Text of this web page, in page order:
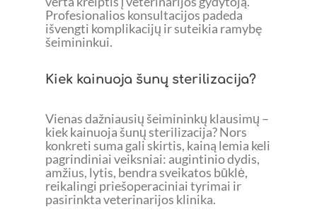
Profesionalios konsultacijos padeda
išvengti komplikacijų ir suteikia ramybę
šeimininkui.
Kiek kainuoja šunų sterilizacija?
Vienas dažniausių šeimininkų klausimų –
kiek kainuoja šunų sterilizacija? Nors
konkreti suma gali skirtis, kainą lemia keli
pagrindiniai veiksniai: augintinio dydis,
amžius, lytis, bendra sveikatos būklė,
reikalingi priešoperaciniai tyrimai ir
pasirinkta veterinarijos klinika.